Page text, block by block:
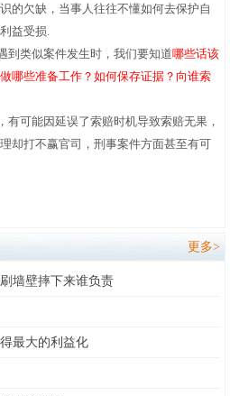
的欠缺，当事人往往不懂如何去保护自
益受损.
到类似案件发生时，我们要知道哪些话该
哪些准备工作？如何保存证据？向谁索
可能因延误了索赔时机导致索赔无果，
却打不赢官司，刑事案件方面甚至有可
更多>
墙壁摔下来谁负责
最大的利益化